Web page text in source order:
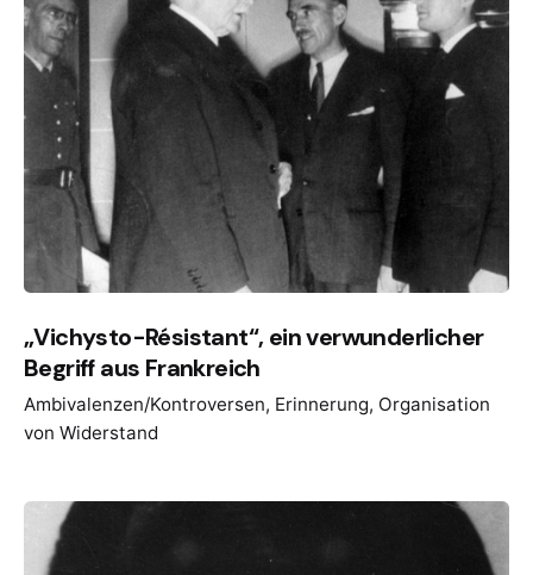
„Vichysto-Résistant“, ein verwunderlicher
Begriff aus Frankreich
Ambivalenzen/Kontroversen Erinnerung Organisation
von Widerstand